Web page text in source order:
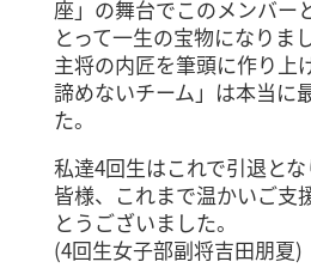
座」の舞台でこのメンバー
とって一生の宝物になりまし
主将の内匠を筆頭に作り上
諦めないチーム」は本当に
た。
私達4回生はこれで引退と
皆様、これまで温かいご支
とうございました。
(4回生女子部副将吉田朋夏)